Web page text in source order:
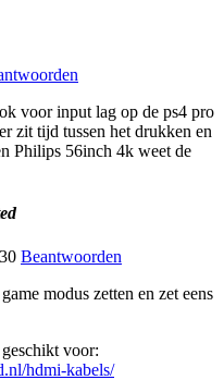
voor input lag op de ps4 pro
zit tijd tussen het drukken en
Philips 56inch 4k weet de
Beantwoorden
modus zetten en zet eens
voor:
hdmi-kabels/